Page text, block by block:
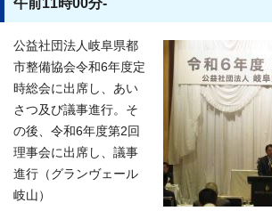
公益社団法人岐阜県都
市整備協会令和6年度定
時総会に出席し、あい
さつ及び議事進行。そ
の後、令和6年度第2回
理事会に出席し、議事
進行（グランヴェール
岐山）